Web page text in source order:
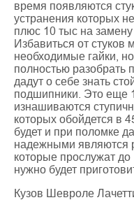
время появляются
устранения которых
плюс 10 тыс на замену
Избавиться от стуков
необходимые гайки,
полностью разобрать
дадут о себе знать
подшипники. Это еще
изнашиваются
которых обойдется в
будет и при поломке
надежными являются
которые прослужат
нужно будет
Кузов Шевроле